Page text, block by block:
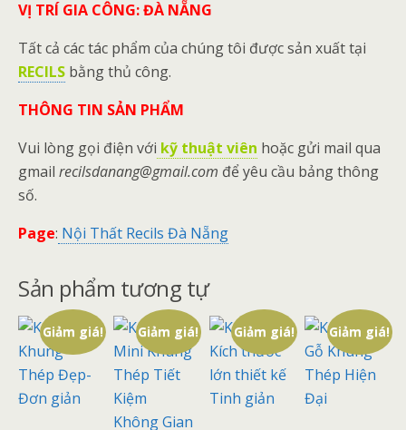
VỊ TRÍ GIA CÔNG: ĐÀ NẴNG
Tất cả các tác phẩm của chúng tôi được sản xuất tại
RECILS bằng thủ công.
THÔNG TIN SẢN PHẨM
Vui lòng gọi điện với kỹ thuật viên hoặc gửi mail qua
gmail recilsdanang@gmail.com để yêu cầu bảng thông
số.
Page: Nội Thất Recils Đà Nẵng
Sản phẩm tương tự
Giảm giá! Giảm giá! Giảm giá! Giảm giá!